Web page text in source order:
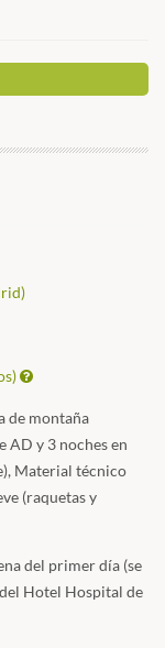
de montaña
AD y 3 noches en
Material técnico
(raquetas y
del primer día (se
Hotel Hospital de